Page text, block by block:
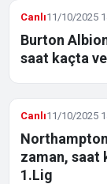
Canlı11/10/2025
Burton
saat kaçta
Canlı11/10/2025
zaman, saat
1.Lig